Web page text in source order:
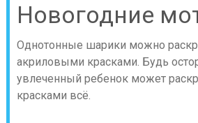
Новогодние
Однотонные шарики можно
акриловыми красками. Будь
увлеченный ребенок может
красками всё.